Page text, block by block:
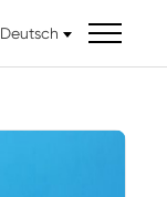
Deutsch